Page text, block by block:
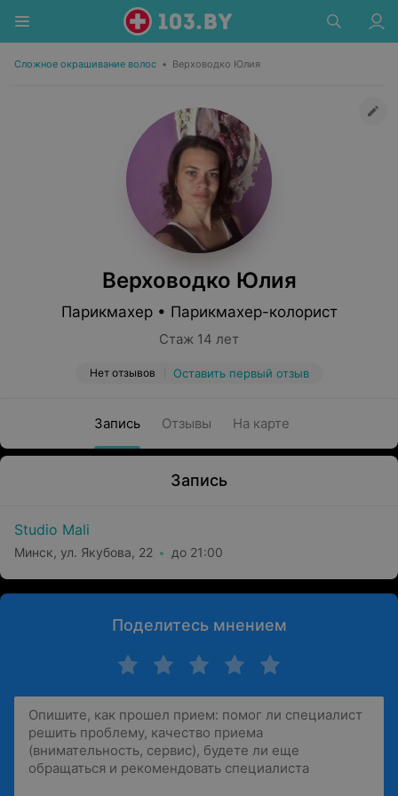
Сложное окрашивание волос • Верховодко Юлия
Верховодко Юлия
Парикмахер • Парикмахер-колорист
Стаж 14 лет
Нет отзывов Оставить первый отзыв
Запись Отзывы На карте
Запись
Studio Mali
Минск, ул. Якубова, 22 до 21:00
Поделитесь мнением